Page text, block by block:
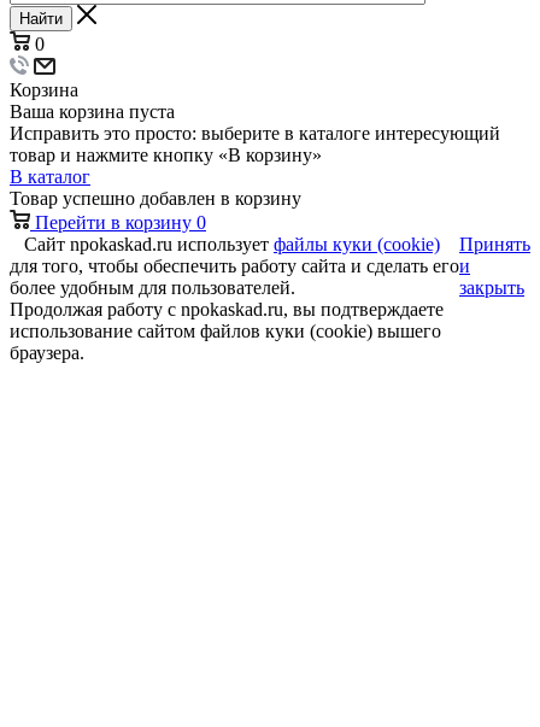
Найти
0
Корзина
Ваша корзина пуста
Исправить это просто: выберите в каталоге интересующий
товар и нажмите кнопку «В корзину»
В каталог
Товар успешно добавлен в корзину
Перейти в корзину 0
Сайт npokaskad.ru использует файлы куки (cookie)
для того, чтобы обеспечить работу сайта и сделать его
более удобным для пользователей.
Продолжая работу с npokaskad.ru, вы подтверждаете
использование сайтом файлов куки (cookie) вышего
браузера.
Принять
и
закрыть